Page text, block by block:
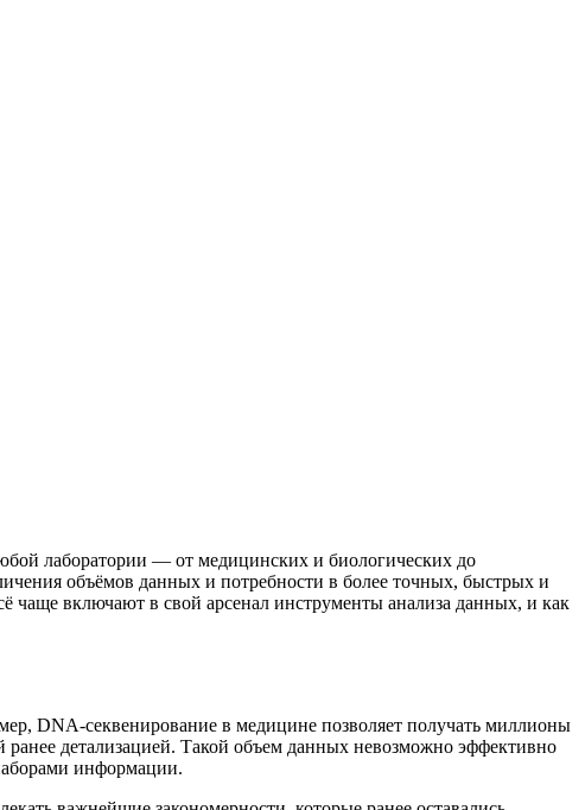
лаборатории — от медицинских и биологических до
объёмов данных и потребности в более точных, быстрых и
чаще включают в свой арсенал инструменты анализа данных, и как
DNA-секвенирование в медицине позволяет получать миллионы
детализацией. Такой объем данных невозможно эффективно
информации.